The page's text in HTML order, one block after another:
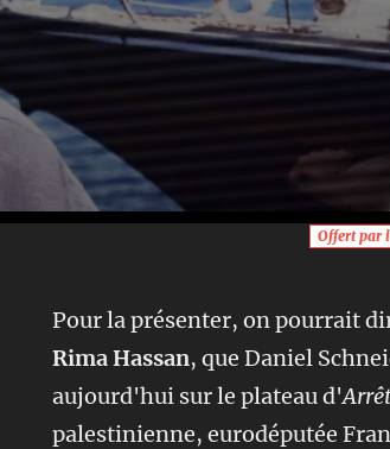
Offert par
Pour la présenter, on pourrait
Rima Hassan, que Daniel
aujourd'hui sur le plateau d'
palestinienne, eurodéputée